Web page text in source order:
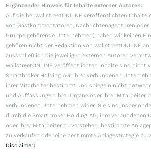
Ergänzender Hinweis für Inhalte externer Autoren:
Auf die bei wallstreetONLINE veröffentlichten Inhalte
von Gastkommentatoren, Nachrichtenagenturen
Gruppe gehörende Unternehmen) haben wir keinen
gehören nicht der Redaktion von wallstreetONLINE
ausschließlich die jeweiligen externen Autoren
wallstreetONLINE veröffentlichten Inhalte sind nicht
Smartbroker Holding AG, ihrer verbundenen
ihrer Mitarbeiter bestimmt und spiegeln nicht
und Auffassungen ihrer Organe oder ihrer Mitarbeiter
verbundenen Unternehmen wider. Sie sind
durch die Smartbroker Holding AG, ihre verbundenen
oder ihrer Mitarbeiter zu verstehen, bestimmte
zu verkaufen oder eine bestimmte Anlagestrategie zu
Disclaimer)